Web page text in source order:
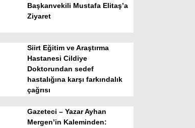
Facebook
Youtube
Başkanvekili Mustafa Elitaş’a
Ziyaret
Siirt Eğitim ve Araştırma
Hastanesi Cildiye
Doktorundan sedef
hastalığına karşı farkındalık
çağrısı
Gazeteci – Yazar Ayhan
Mergen’in Kaleminden: